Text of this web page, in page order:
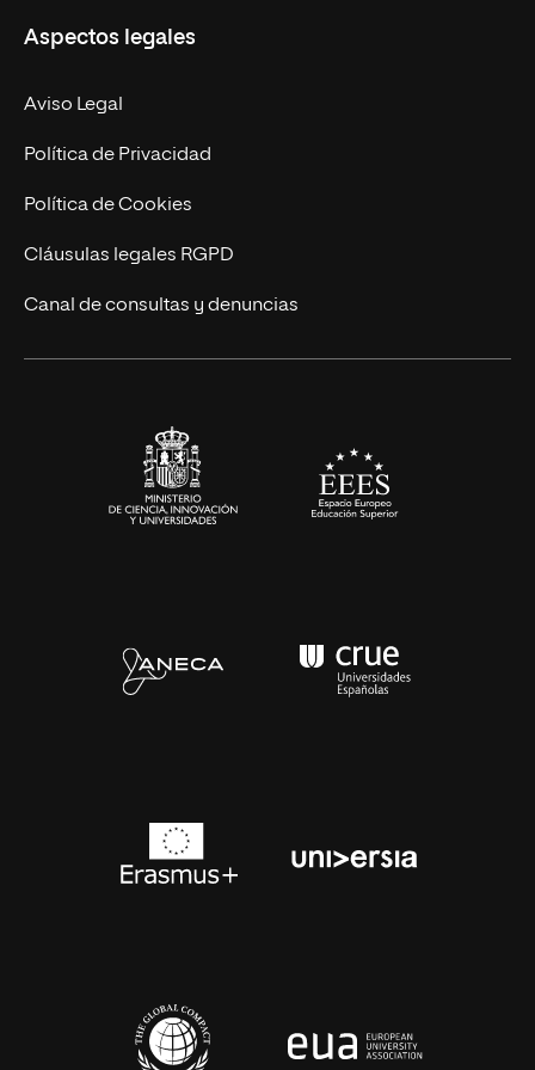
Doctorados
Experto Universitario
Postgrados
Cursos Universitarios
Facultades
Nuestro Equipo
Trabaja en UNIR
Actualidad
UNIR Revista
Eventos
Aspectos legales
Aviso Legal
Política de Privacidad
Política de Cookies
Cláusulas legales RGPD
Canal de consultas y denuncias